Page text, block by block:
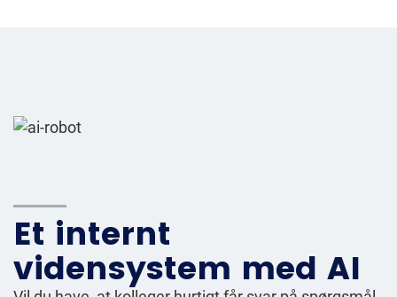
Et internt
vidensystem med AI